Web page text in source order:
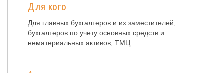
Для кого
Для главных бухгалтеров и их заместителей,
бухгалтеров по учету основных средств и
нематериальных активов, ТМЦ